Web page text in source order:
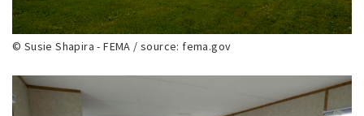
© Susie Shapira - FEMA / source: fema.gov